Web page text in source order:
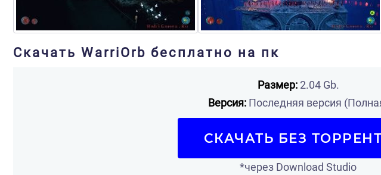
Скачать WarriOrb бесплатно на пк
Размер:2.04 Gb.
Версия:Последняя версия
СКАЧАТЬ БЕЗ
*через Download Studio